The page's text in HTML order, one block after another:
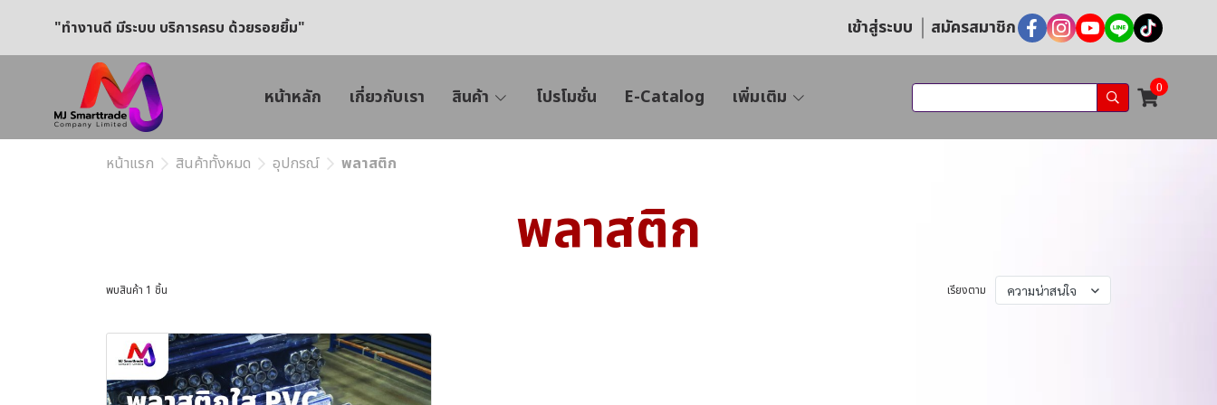
"ทำงานดี มีระบบ บริการครบ ด้วยรอยยิ้ม" เข้าสู่ระบบ สมัครสมาชิก
หน้าหลัก เกี่ยวกับเรา สินค้า โปรโมชั่น E-Catalog เพิ่มเติม 0
หน้าแรก สินค้าทั้งหมด อุปกรณ์ พลาสติก
พลาสติก
พบสินค้า 1 ชิ้น เรียงตาม ความน่าสนใจ